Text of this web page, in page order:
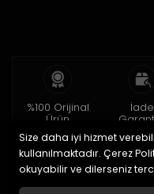
%100 Orijinal
Ürün
2 yıl garanti
İade
15 gün
iade
Size daha iyi hizmet
kullanılmaktadır. Çerez
okuyabilir ve dilerseniz